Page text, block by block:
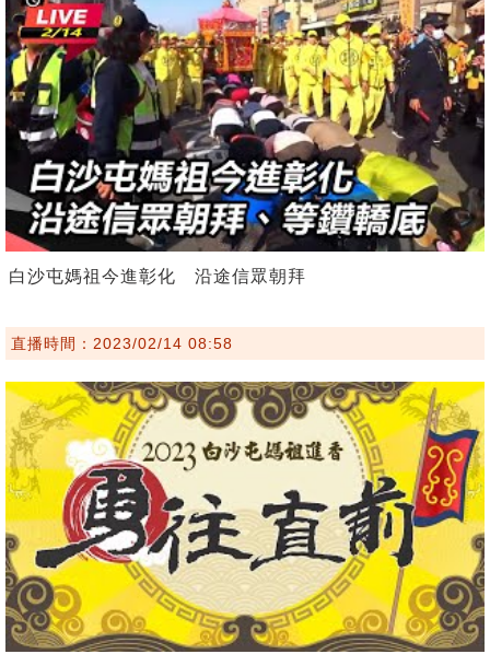
白沙屯媽祖今進彰化 沿途信眾朝拜
直播時間：2023/02/14 08:58